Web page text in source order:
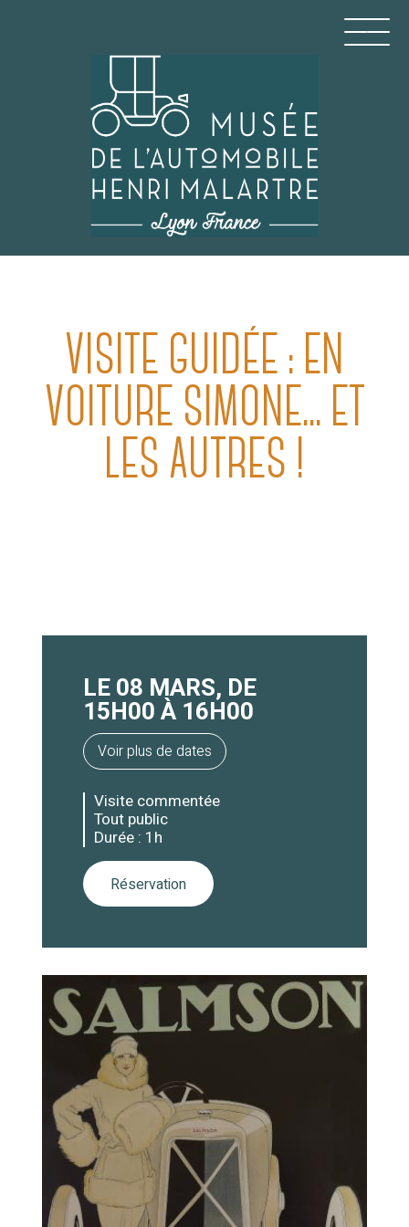
MUSÉE DE
VISITE GUIDÉE : EN
VOITURE SIMONE... ET
LES AUTRES !
LE 08 MARS, DE
15H00 À 16H00
Voir plus de dates
Visite commentée
Tout public
Durée : 1h
Réservation